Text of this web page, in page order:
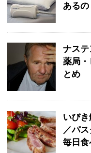
あるの
ナステ
薬局・
とめ
いび
／パ
毎日食